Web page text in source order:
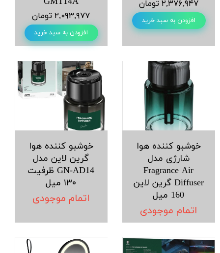
۲,۳۷۶,۹۴۷ تومان
افزودن به سبد خرید ۲,۰۹۳,۹۷۷ تومان
افزودن به سبد خرید
خوشبو کننده هوا
شارژی مدل
Fragrance Air
Diffuser گرین لاین
160 میل
اتمام موجودی
خوشبو کننده هوا
گرین لاین مدل
GN-AD14 ظرفیت
۱۳۰ میل
اتمام موجودی